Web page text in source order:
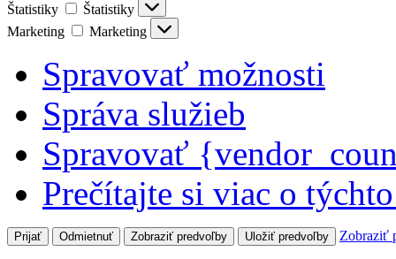
Štatistiky
Štatistiky
Marketing
Marketing
Spravovať možnosti
Správa služieb
Spravovať
Prečítajte si viac o
Prijať Odmietnuť Zobraziť predvoľby Uložiť predvoľby Zobraziť